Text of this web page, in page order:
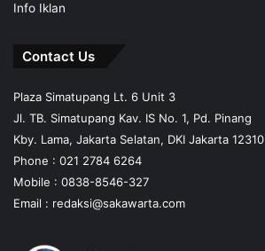
Info Iklan
Contact Us
Plaza Simatupang Lt. 6 Unit 3
Jl. TB. Simatupang Kav. IS No. 1, Pd. Pinang
Kby. Lama, Jakarta Selatan, DKI Jakarta 12310
Phone : 021 2784 6264
Mobile : 0838-8546-327
Email : redaksi@sakawarta.com